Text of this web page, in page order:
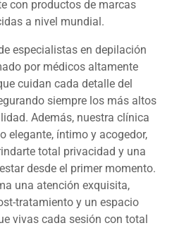
con productos de marcas
a nivel mundial.
especialistas en depilación
por médicos altamente
cuidan cada detalle del
siempre los más altos
Además, nuestra clínica
elegante, íntimo y acogedor,
total privacidad y una
desde el primer momento.
una atención exquisita,
tratamiento y un espacio
vivas cada sesión con total